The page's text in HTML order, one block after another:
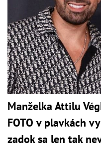
Manželka Attilu
FOTO v plavkách
zadok sa len tak